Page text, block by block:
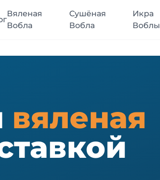
Вяленая
Вобла
Сушёная
Вобла
Икра
Воблы
вяленая